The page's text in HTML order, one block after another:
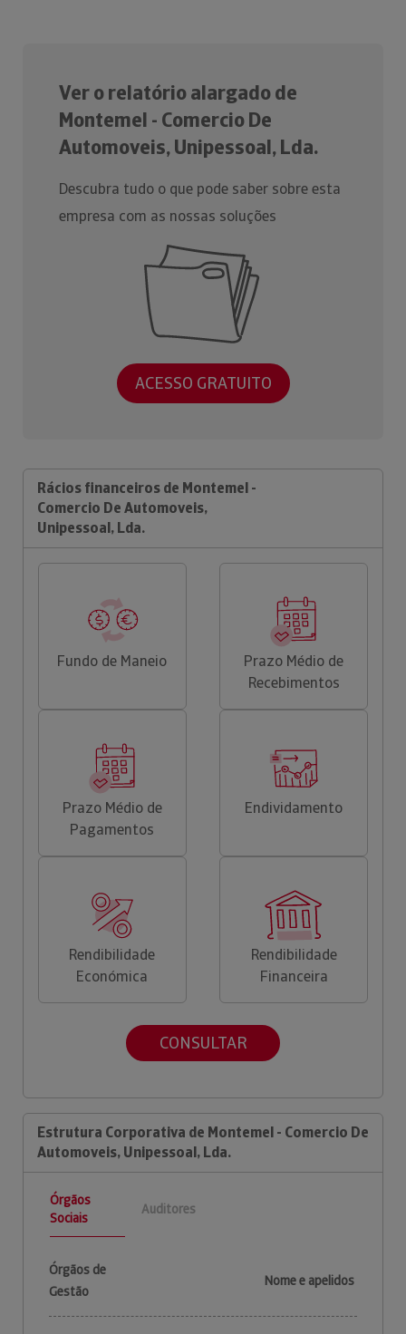
Ver o relatório alargado de
Montemel - Comercio De
Automoveis, Unipessoal, Lda.
Descubra tudo o que pode saber sobre esta
empresa com as nossas soluções
ACESSO GRATUITO
Rácios financeiros de Montemel -
Comercio De Automoveis,
Unipessoal, Lda.
Fundo de Maneio
Prazo Médio de
Recebimentos
Prazo Médio de
Pagamentos
Endividamento
Rendibilidade
Económica
Rendibilidade
Financeira
CONSULTAR
Estrutura Corporativa de Montemel - Comercio De
Automoveis, Unipessoal, Lda.
Órgãos
Sociais
Auditores
Órgãos de
Gestão
Nome e apelidos